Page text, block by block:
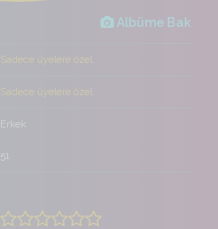
Albüme Bak
Sadece üyelere özel
Sadece üyelere özel
Erkek
51